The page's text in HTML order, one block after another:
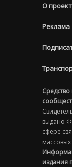
О
Реклама
выдано
сфере
издания